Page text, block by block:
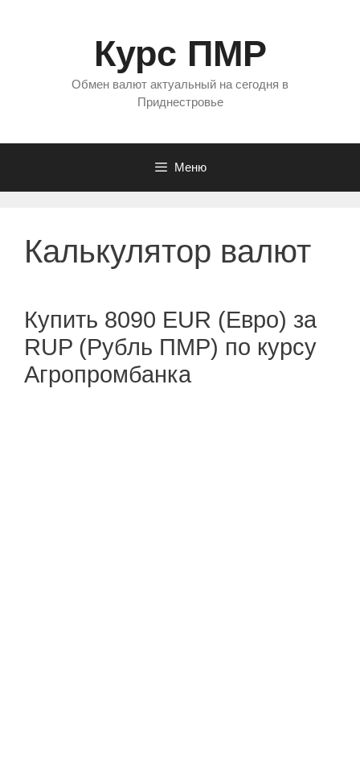
Курс ПМР
Обмен валют актуальный на сегодня в
Приднестровье
Меню
Калькулятор валют
Купить 8090 EUR (Евро) за
RUP (Рубль ПМР) по курсу
Агропромбанка